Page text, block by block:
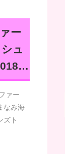
ー
ュ
ァー
なみ海
ズト